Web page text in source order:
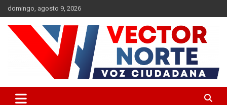
Saltar
al
contenido
domingo, agosto 9, 2026
Vector Norte